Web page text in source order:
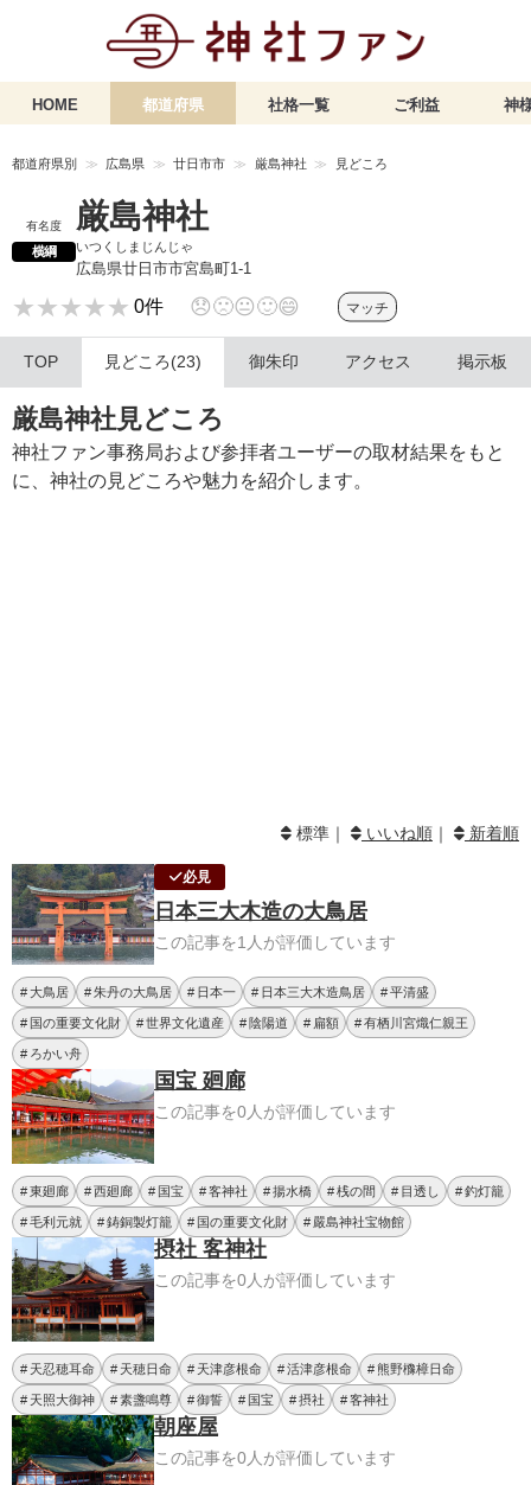
HOME 都道府県 社格一覧 ご利益 神
都道府県別 広島県 廿日市市 厳島神社 見どころ
有名度
横綱
厳島神社
いつくしまじんじゃ
広島県廿日市市宮島町1-1
★★★★★
★★★★★ 0件 😞🙁😐🙂😄 マッチ
TOP 見どころ(23) 御朱印 アクセス 掲示板
厳島神社見どころ
神社ファン事務局および参拝者ユーザーの取材結果をもと
に、神社の見どころや魅力を紹介します。
標準｜ いいね順 ｜ 新着順
必見
日本三大木造の大鳥居
この記事を1人が評価しています
大鳥居 朱丹の大鳥居 日本一 日本三大木造鳥居 平清盛
国の重要文化財 世界文化遺産 陰陽道 扁額 有栖川宮熾仁親王
ろかい舟
国宝 廻廊
この記事を0人が評価しています
東廻廊 西廻廊 国宝 客神社 揚水橋 桟の間 目透し 釣灯籠
毛利元就 鋳銅製灯籠 国の重要文化財 嚴島神社宝物館
摂社 客神社
この記事を0人が評価しています
天忍穂耳命 天穂日命 天津彦根命 活津彦根命 熊野櫲樟日命
天照大御神 素盞鳴尊 御誓 国宝 摂社 客神社
朝座屋
この記事を0人が評価しています